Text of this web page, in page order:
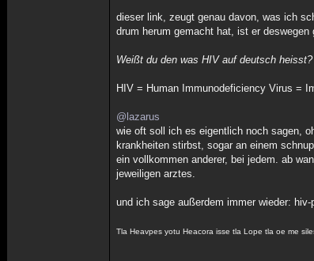
dieser link, zeugt genau davon, was ich
drum herum gemacht hat, ist er deswegen
Weißt du den was HIV auf deutsch heisst?
HIV = Human Immunodeficiency Virus =
@lazarus
wie oft soll ich es eigentlich noch sagen,
krankheiten stirbst, sogar an einem
ein vollkommen anderer, bei jedem. ab
jeweiligen arztes.
und ich sage außerdem immer wieder:
Tla Heavpes yotu Heacora isse tla Lope tla oe me